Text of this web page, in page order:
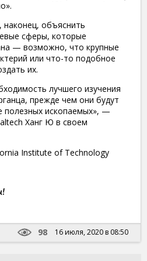
объяснить
сферы, которые
— возможно, что крупные
или что-то подобное
их.
лучшего изучения
прежде чем они будут
полезных ископаемых», —
Ханг Ю в своем
Institute of Technology
98 16 июля, 2020 в 08:50